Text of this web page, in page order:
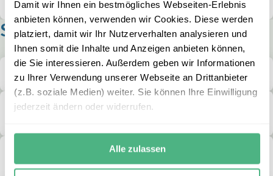
Damit wir Ihnen ein bestmögliches Webseiten-Erlebnis
anbieten können, verwenden wir Cookies. Diese werden
platziert, damit wir Ihr Nutzerverhalten analysieren und
Ihnen somit die Inhalte und Anzeigen anbieten können,
die Sie interessieren. Außerdem geben wir Informationen
zu Ihrer Verwendung unserer Webseite an Drittanbieter
(z.B. soziale Medien) weiter. Sie können Ihre Einwilligung
jederzeit ändern oder widerrufen.
Alle zulassen
und Trinken rechnen?
Stornierung & Umbuchung
Was passiert, wenn mein Ausflug abgesagt wird?
Ich muss meine Reise stornieren. Was ist zu
Was ist, wenn eine Person storniert und wir eine
Ersatzperson mitnehmen möchten?